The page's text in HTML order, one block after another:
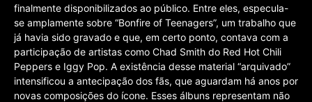
finalmente disponibilizados ao público. Entre eles, especula-
se amplamente sobre “Bonfire of Teenagers”, um trabalho que
já havia sido gravado e que, em certo ponto, contava com a
participação de artistas como Chad Smith do Red Hot Chili
Peppers e Iggy Pop. A existência desse material “arquivado”
intensificou a antecipação dos fãs, que aguardam há anos por
novas composições do ícone. Esses álbuns representam não